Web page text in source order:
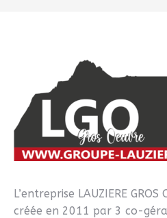
L’entreprise LAUZIERE GROS
créée en 2011 par 3 co-